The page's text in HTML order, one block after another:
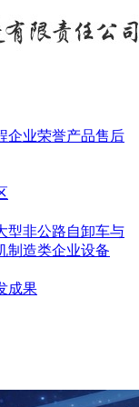
企业荣誉产品售后
型非公路自卸车与
制造类企业设备
成果